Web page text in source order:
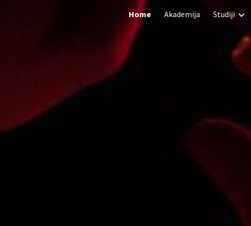
Skip to navigation
Home Akademija Studiji